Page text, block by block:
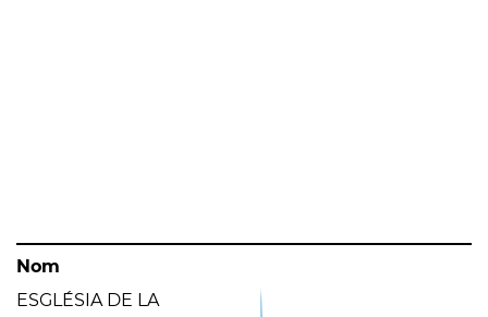
Nom
ESGLÉSIA DE LA